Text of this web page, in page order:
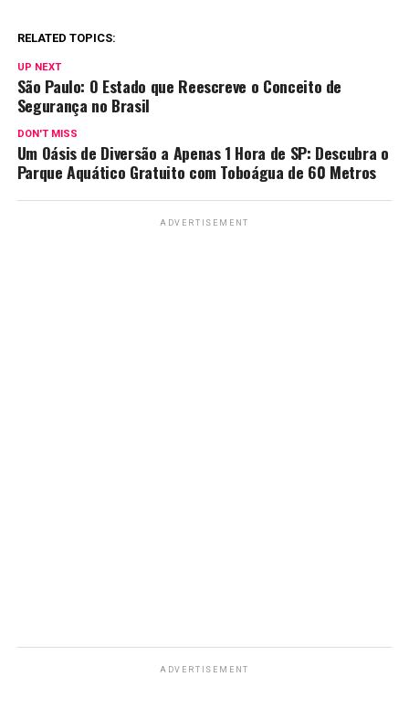
RELATED TOPICS:
UP NEXT
São Paulo: O Estado que Reescreve o Conceito de
Segurança no Brasil
DON'T MISS
Um Oásis de Diversão a Apenas 1 Hora de SP: Descubra o
Parque Aquático Gratuito com Toboágua de 60 Metros
ADVERTISEMENT
ADVERTISEMENT